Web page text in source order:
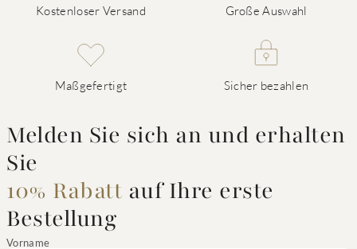
Kostenloser Versand Große Auswahl
Maßgefertigt Sicher bezahlen
Melden Sie sich an und erhalten
Sie
10% Rabatt auf Ihre erste
Bestellung
Vorname